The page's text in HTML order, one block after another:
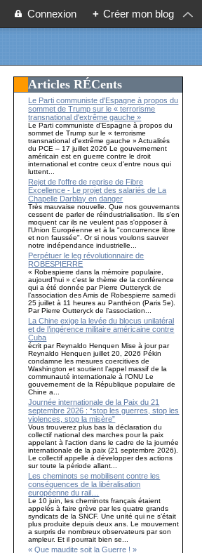
Connexion + Créer mon blog
Articles RÉCents
Le Parti communiste d'Espagne à propos du
sommet de Trump sur le « terrorisme
transnational d'extrême gauche »
Le Parti communiste d'Espagne à propos du
sommet de Trump sur le « terrorisme
transnational d'extrême gauche » Actualités
du PCE – 17 juillet 2026 Le gouvernement
américain est en guerre contre le droit
international et contre ceux d'entre nous qui
luttent...
Rejet de l’offre de reprise de Fibre
Excellence - Le projet des salariés de La
Chapelle Darblay en danger
Très mauvaise nouvelle. Que nos gouvernants
cessent de parler de réindustrialisation. Ils s'en
moquent car ils ne veulent pas s'opposer à
l'Union Européenne et à la "concurrence libre
et non faussée". Or si nous voulons sauver
notre indépendance industrielle...
Perpétuer le leg révolutionnaire de
ROBESPIERRE
« Robespierre dans la mémoire populaire,
aujourd’hui » c’est le thème de la conférence
qui a été donnée par Pierre Outteryck de
l’association des Amis de Robespierre samedi
25 juillet à 11 heures au Panthéon (Paris 5e).
Par Pierre Outteryck de l’association...
La Chine exige la levée du blocus unilatéral
et de l’ingérence militaire américaine contre
Cuba
écrit par Reynaldo Henquen Mise à jour par
Reynaldo Henquen juillet 20, 2026 Pékin
condamne les mesures coercitives de
Washington et soutient l’appel massif de la
communauté internationale à l’ONU Le
gouvernement de la République populaire de
Chine a...
Journée internationale de la Paix du 21
septembre 2026 : “stop les guerres, stop les
violences, stop la misère”
Vous trouverez plus bas la déclaration du
collectif national des marches pour la paix
appelant à l'action dans le cadre de la journée
internationale de la paix (21 septembre 2026).
Le collectif appelle à développer des actions
sur toute la période allant...
Les cheminots se mobilisent contre les
conséquences de la libéralisation
européenne du rail…
Le 10 juin, les cheminots français étaient
appelés à faire grève par les quatre grands
syndicats de la SNCF. Une unité qui ne s’était
plus produite depuis deux ans. Le mouvement
a surpris de nombreux observateurs par son
ampleur. Et il pourrait bien se...
« Que maudite soit la Guerre ! »